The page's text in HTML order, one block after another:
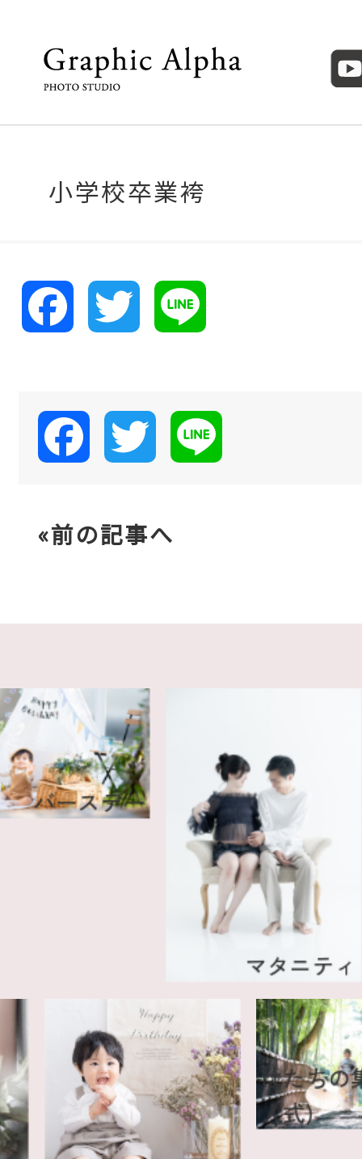
小学校卒業袴
e
b
o
w
t
t
r
e
Facebook Twitter
«前の記事へ
ースデー
マタニティ
はた
人式)